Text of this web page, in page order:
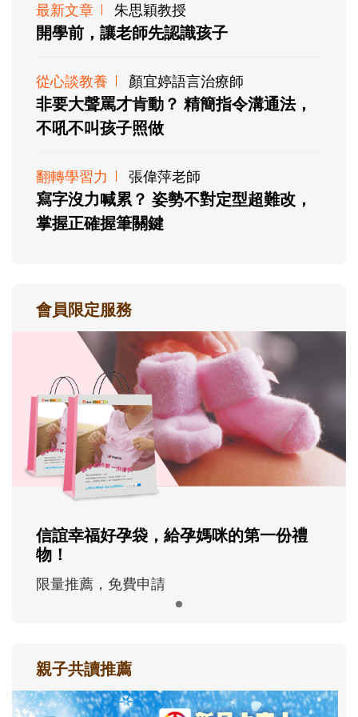
最新文章 朱思穎教授
開學前，讓老師先認識孩子
從心談教養 顏宜婷語言治療師
非要大聲罵才肯動？ 精簡指令溝通法，
不吼不叫孩子照做
翻轉學習力 張偉萍老師
寫字沒力喊累？ 姿勢不對定型超難改，
掌握正確握筆關鍵
會員限定服務
信誼幸福好孕袋，給孕媽咪的第一份禮
物！
限量推薦，免費申請
親子共讀推薦